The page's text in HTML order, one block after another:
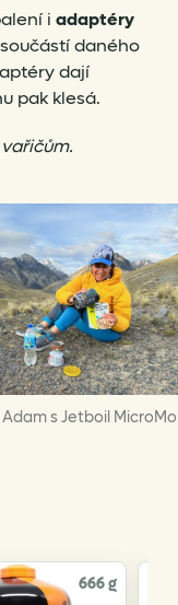
i adaptéry
daného
dají
pak klesá.
s Jetboil MicroMo
666 g